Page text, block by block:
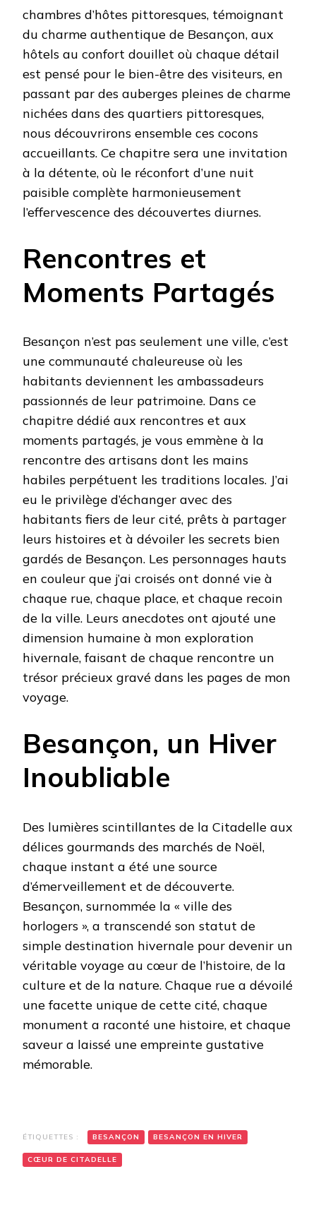
chambres d’hôtes pittoresques, témoignant
du charme authentique de Besançon, aux
hôtels au confort douillet où chaque détail
est pensé pour le bien-être des visiteurs, en
passant par des auberges pleines de charme
nichées dans des quartiers pittoresques,
nous découvrirons ensemble ces cocons
accueillants. Ce chapitre sera une invitation
à la détente, où le réconfort d’une nuit
paisible complète harmonieusement
l’effervescence des découvertes diurnes.
Rencontres et
Moments Partagés
Besançon n’est pas seulement une ville, c’est
une communauté chaleureuse où les
habitants deviennent les ambassadeurs
passionnés de leur patrimoine. Dans ce
chapitre dédié aux rencontres et aux
moments partagés, je vous emmène à la
rencontre des artisans dont les mains
habiles perpétuent les traditions locales. J’ai
eu le privilège d’échanger avec des
habitants fiers de leur cité, prêts à partager
leurs histoires et à dévoiler les secrets bien
gardés de Besançon. Les personnages hauts
en couleur que j’ai croisés ont donné vie à
chaque rue, chaque place, et chaque recoin
de la ville. Leurs anecdotes ont ajouté une
dimension humaine à mon exploration
hivernale, faisant de chaque rencontre un
trésor précieux gravé dans les pages de mon
voyage.
Besançon, un Hiver
Inoubliable
Des lumières scintillantes de la Citadelle aux
délices gourmands des marchés de Noël,
chaque instant a été une source
d’émerveillement et de découverte.
Besançon, surnommée la « ville des
horlogers », a transcendé son statut de
simple destination hivernale pour devenir un
véritable voyage au cœur de l’histoire, de la
culture et de la nature. Chaque rue a dévoilé
une facette unique de cette cité, chaque
monument a raconté une histoire, et chaque
saveur a laissé une empreinte gustative
mémorable.
ÉTIQUETTES : BESANÇON BESANÇON EN HIVER
CŒUR DE CITADELLE